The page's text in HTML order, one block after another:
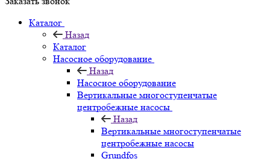
Каталог
Назад
Каталог
Насосное оборудование
Назад
Насосное оборудование
Вертикальные многоступенчатые
центробежные насосы
Назад
Вертикальные многоступенчатые
центробежные насосы
Grundfos